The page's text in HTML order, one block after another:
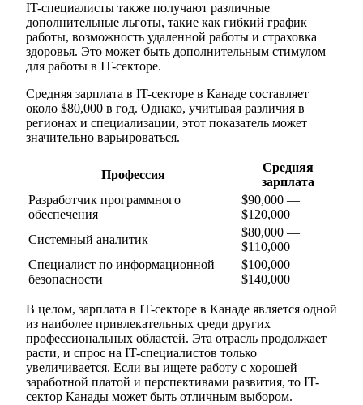
IT-специалисты также получают различные
дополнительные льготы, такие как гибкий график
работы, возможность удаленной работы и страховка
здоровья. Это может быть дополнительным стимулом
для работы в IT-секторе.
Средняя зарплата в IT-секторе в Канаде составляет
около $80,000 в год. Однако, учитывая различия в
регионах и специализации, этот показатель может
значительно варьироваться.
Профессия
Средняя
зарплата
Разработчик программного
обеспечения
$90,000 —
$120,000
Системный аналитик
$80,000 —
$110,000
Специалист по информационной
безопасности
$100,000 —
$140,000
В целом, зарплата в IT-секторе в Канаде является одной
из наиболее привлекательных среди других
профессиональных областей. Эта отрасль продолжает
расти, и спрос на IT-специалистов только
увеличивается. Если вы ищете работу с хорошей
заработной платой и перспективами развития, то IT-
сектор Канады может быть отличным выбором.